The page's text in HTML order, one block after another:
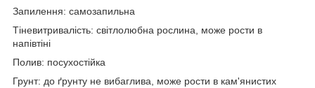
Запилення: самозапильна
Тіневитривалість: світлолюбна рослина, може рости в
напівтіні
Полив: посухостійка
Грунт: до ґрунту не вибаглива, може рости в кам'янистих